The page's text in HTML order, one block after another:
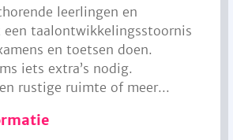
leerlingen en
een taalontwikkelingsstoornis
en toetsen doen.
iets extra’s nodig.
rustige ruimte of meer...